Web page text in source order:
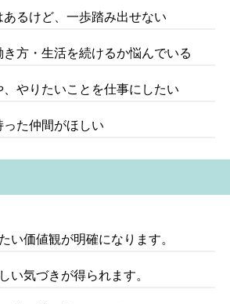
あるけど、一歩踏み出せない
き方・生活を続けるか悩んでいる
、やりたいことを仕事にしたい
った仲間がほしい
い価値観が明確になります。
い気づきが得られます。